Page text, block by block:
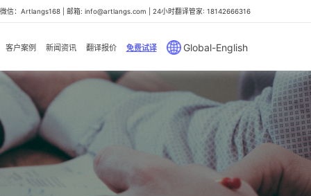
信：Artlangs168 | 邮箱: info@artlangs.com | 24小时翻译管家: 18142666316
客户案例 新闻资讯 翻译报价 免费试译 Global-English